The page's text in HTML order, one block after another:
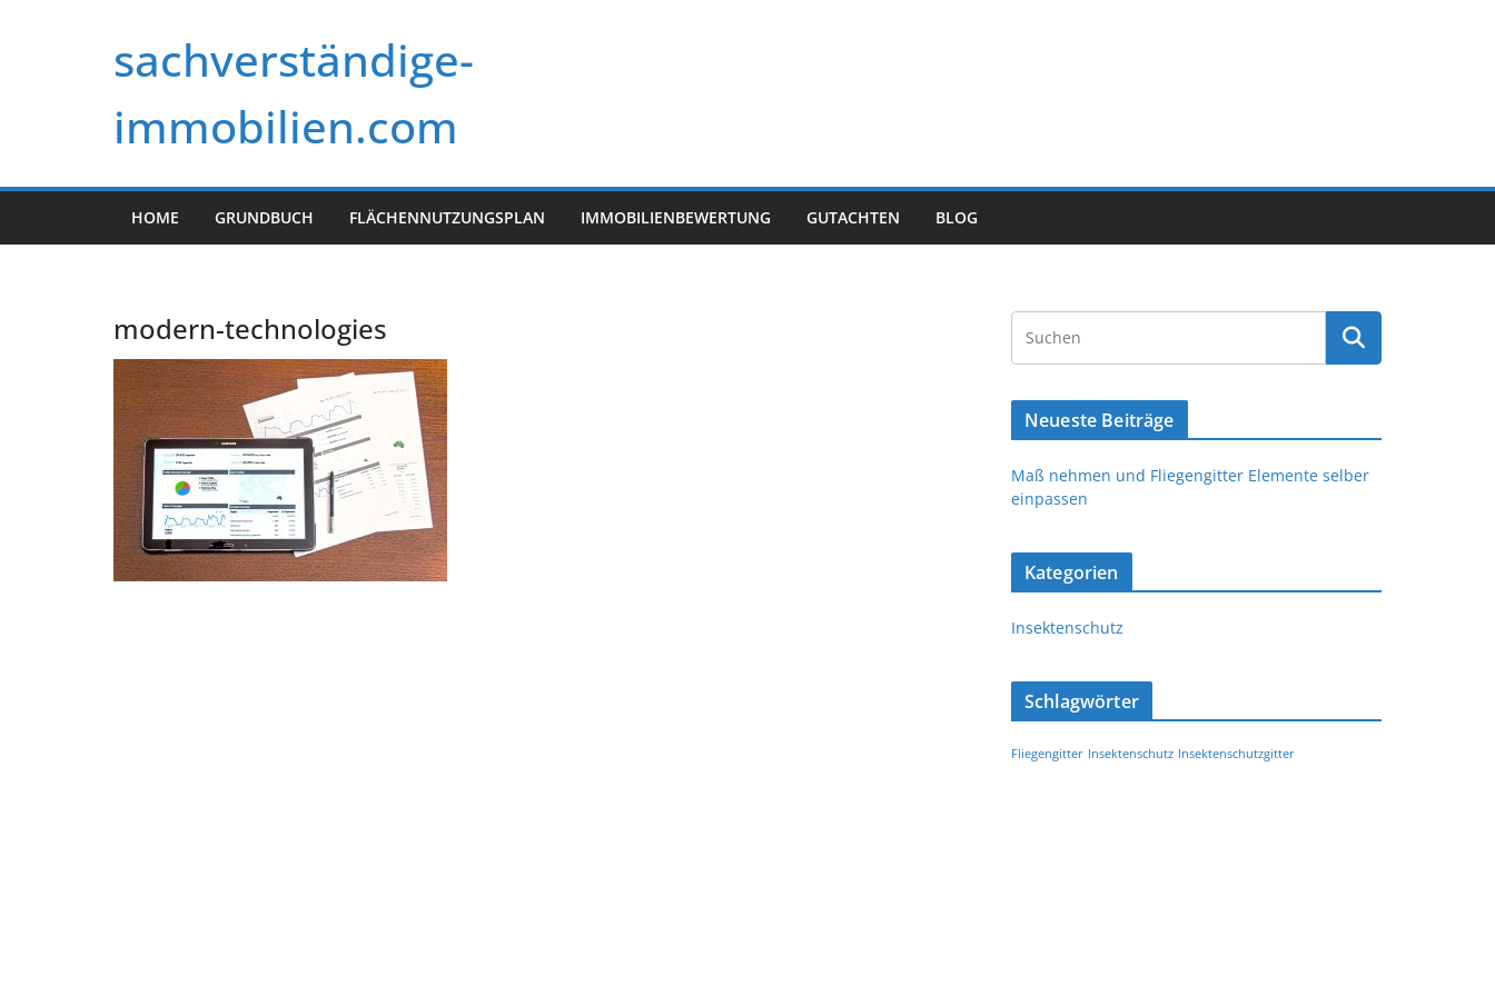
sachverständige-
immobilien.com
HOME GRUNDBUCH FLÄCHENNUTZUNGSPLAN IMMOBILIENBEWERTUNG GUTACHTEN BLOG
modern-technologies
Neueste Beiträge
Maß nehmen und Fliegengitter Elemente selber
einpassen
Kategorien
Insektenschutz
Schlagwörter
Fliegengitter Insektenschutz Insektenschutzgitter